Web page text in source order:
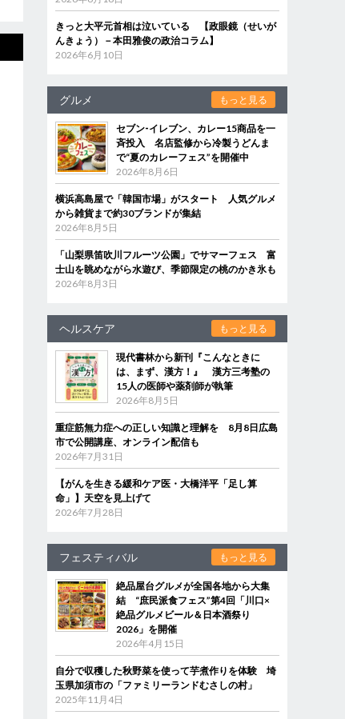
きっと大平元首相は泣いている 【政眼鏡（せいが
んきょう）－本田雅俊の政治コラム】
2026年6月10日
グルメ もっと見る
セブン‐イレブン、カレー15商品を一
斉投入 名店監修から冷製うどんま
で“夏のカレーフェス”を開催中
2026年8月6日
横浜高島屋で「韓国市場」がスタート 人気グルメ
から雑貨まで約30ブランドが集結
2026年8月5日
「山梨県笛吹川フルーツ公園」でサマーフェス 富
士山を眺めながら水遊び、季節限定の桃のかき氷も
2026年8月3日
ヘルスケア もっと見る
現代書林から新刊『こんなときに
は、まず、漢方！』 漢方三考塾の
15人の医師や薬剤師が執筆
2026年8月5日
重症筋無力症への正しい知識と理解を 8月8日広島
市で公開講座、オンライン配信も
2026年7月31日
【がんを生きる緩和ケア医・大橋洋平「足し算
命」】天空を見上げて
2026年7月28日
フェスティバル もっと見る
絶品屋台グルメが全国各地から大集
結 “庶民派食フェス”第4回「川口×
絶品グルメビール＆日本酒祭り
2026」を開催
2026年4月15日
自分で収穫した秋野菜を使って芋煮作りを体験 埼
玉県加須市の「ファミリーランドむさしの村」
2025年11月4日